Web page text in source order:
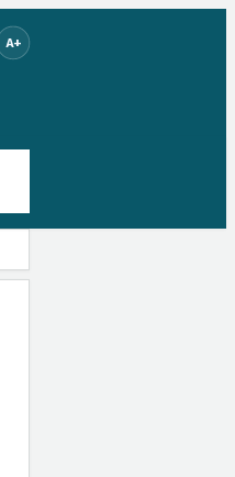
A+